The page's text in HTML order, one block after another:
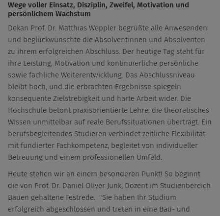
Wege voller Einsatz, Disziplin, Zweifel, Motivation und
persönlichem Wachstum
Dekan Prof. Dr. Matthias Weppler begrüßte alle Anwesenden
und beglückwünschte die Absolventinnen und Absolventen
zu ihrem erfolgreichen Abschluss. Der heutige Tag steht für
ihre Leistung, Motivation und kontinuierliche persönliche
sowie fachliche Weiterentwicklung. Das Abschlussniveau
bleibt hoch, und die erbrachten Ergebnisse spiegeln
konsequente Zielstrebigkeit und harte Arbeit wider. Die
Hochschule betont praxisorientierte Lehre, die theoretisches
Wissen unmittelbar auf reale Berufssituationen überträgt. Ein
berufsbegleitendes Studieren verbindet zeitliche Flexibilität
mit fundierter Fachkompetenz, begleitet von individueller
Betreuung und einem professionellen Umfeld.
Heute stehen wir an einem besonderen Punkt! So beginnt
die von Prof. Dr. Daniel Oliver Junk, Dozent im Studienbereich
Bauen gehaltene Festrede. "Sie haben Ihr Studium
erfolgreich abgeschlossen und treten in eine Bau- und